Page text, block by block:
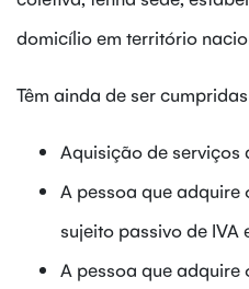
domicílio em território
Têm ainda de ser
Aquisição de serviços
A pessoa que adquire
sujeito passivo de IVA
A pessoa que adquire